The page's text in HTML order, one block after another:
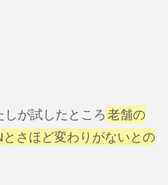
しが試したところ 老舗の
さほど変わりがないとの